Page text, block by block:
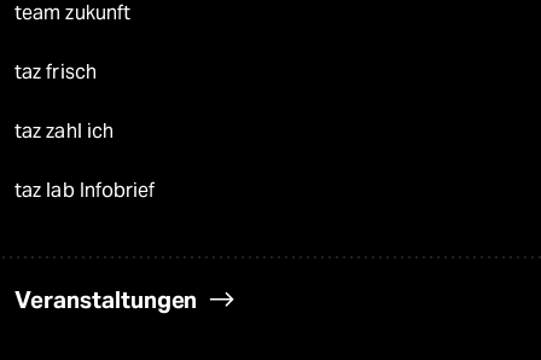
team zukunft
taz frisch
taz zahl ich
taz lab Infobrief
Veranstaltungen